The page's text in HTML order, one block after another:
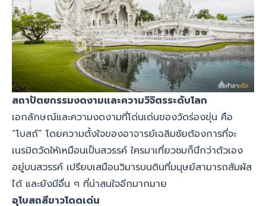
สถาปัตยกรรมงดงามและความวิจิตรระดับโลก
เอกลักษณ์และความงดงามที่โด่นเด่นของวัดร่องขุ่น คือ
“โบสถ์” โดยความตั้งใจของอาจารย์เฉลิมชัยต้องการที่จะ
เนรมิตวัดให้เหมือนเป็นสวรรค์ ใครมาเที่ยวชมก็นึกว่าตัวเอง
อยู่บนสวรรค์ เปรียบเสมือนวิมารบนดินที่มนุษย์สามารถสัมผัส
ได้ และยังมีอื่น ๆ ที่น่าสนใจอีกมากมาย
อุโบสถสีขาวโดดเด่น